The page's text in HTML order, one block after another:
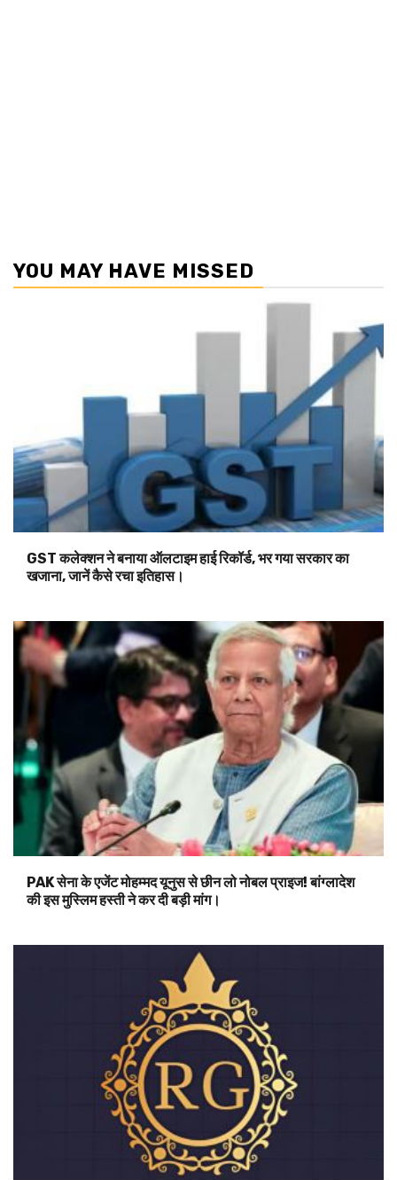
YOU MAY HAVE MISSED
GST कलेक्शन ने बनाया ऑलटाइम हाई रिकॉर्ड, भर गया सरकार का
खजाना, जानें कैसे रचा इतिहास।
PAK सेना के एजेंट मोहम्मद यूनुस से छीन लो नोबल प्राइज! बांग्लादेश
की इस मुस्लिम हस्ती ने कर दी बड़ी मांग।